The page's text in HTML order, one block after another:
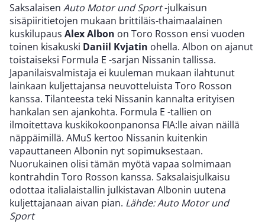
Saksalaisen Auto Motor und Sport-julkaisun
sisäpiiritietojen mukaan brittiläis-thaimaalainen
kuskilupaus Alex Albon on Toro Rosson ensi vuoden
toinen kisakuski Daniil Kvjatin ohella. Albon on ajanut
toistaiseksi Formula E -sarjan Nissanin tallissa.
Japanilaisvalmistaja ei kuuleman mukaan ilahtunut
lainkaan kuljettajansa neuvotteluista Toro Rosson
kanssa. Tilanteesta teki Nissanin kannalta erityisen
hankalan sen ajankohta. Formula E -tallien on
ilmoitettava kuskikokoonpanonsa FIA:lle aivan näillä
näppäimillä. AMuS kertoo Nissanin kuitenkin
vapauttaneen Albonin nyt sopimuksestaan.
Nuorukainen olisi tämän myötä vapaa solmimaan
kontrahdin Toro Rosson kanssa. Saksalaisjulkaisu
odottaa italialaistallin julkistavan Albonin uutena
kuljettajanaan aivan pian. Lähde: Auto Motor und
Sport